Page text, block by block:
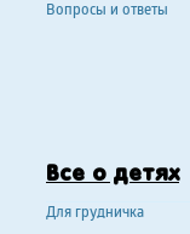
Вопросы и ответы
Все о детях
Для грудничка